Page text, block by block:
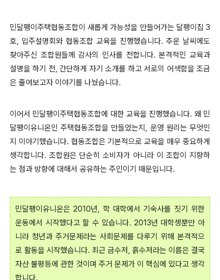
민달팽이주택협동조합이 새롭게 가능성을 만들어가는 달팽이집 3
호, 입주설명회와 협동조합 교육을 진행했습니다. 추운 날씨에도
찾아주신 조합원들께 감사의 인사를 전합니다. 본격적인 교육과
설명을 하기 전, 간단하게 자기 소개를 하고 서로의 어색함을 조금
은 줄여보고자 이야기를 나눴습니다.
이어서 민달팽이주택협동조합에 대한 교육을 진행했습니다. 왜 민
달팽이유니온인 주택협동조합을 만들었는지, 운영 원리는 무엇인
지 이야기했습니다. 협동조합은 기본적으로 교육을 매우 중요하게
생각합니다. 조합원은 단순히 소비자가 아니라 이 조합이 지향하
는 점과 방향에 대해서 공유하는 주인이기 때문입니다.
민달팽이유니온은 2010년, 학 대학에서 기숙사를 짓기 위한
운동에서 시작했다고 할 수 있습니다. 2013년 대학생뿐만 아
니라 청년과 주거문제라는 사회문제를 다루기 위해 본격적으
로 활동을 시작했습니다. 최근 금수저, 흙수저라는 이름은 결국
자산 불평등에 관한 것이며 주거 문제가 이 핵심에 있다고 생각
합니다.